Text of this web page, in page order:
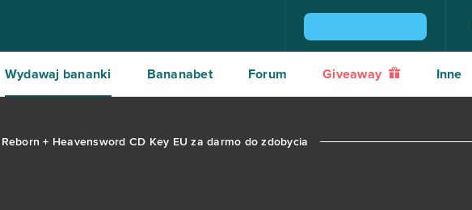
Wydawaj bananki Bananabet Forum Giveaway Inne
+ Heavensword CD Key EU za darmo do zdobycia